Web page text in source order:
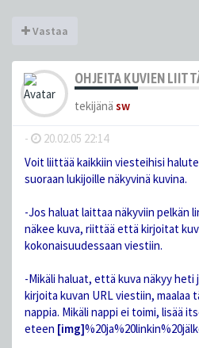
Vastaa
OHJEITA KUVIEN
tekijänä sw
- 20.02.05 22:14
Voit liittää kaikkiin viesteihisi
suoraan lukijoille näkyvinä kuvina.
-Jos haluat laittaa näkyviin pelkän
näkee kuva, riittää että kirjoitat
kokonaisuudessaan viestiin.
-Mikäli haluat, että kuva näkyy
kirjoita kuvan URL viestiin, maalaa
nappia. Mikäli nappi ei toimi, lisää
eteen [img]